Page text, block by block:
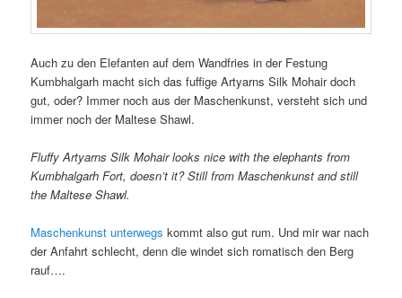
Auch zu den Elefanten auf dem Wandfries in der Festung
Kumbhalgarh macht sich das fuffige Artyarns Silk Mohair doch
gut, oder? Immer noch aus der Maschenkunst, versteht sich und
immer noch der Maltese Shawl.
Fluffy Artyarns Silk Mohair looks nice with the elephants from
Kumbhalgarh Fort, doesn’t it? Still from Maschenkunst and still
the Maltese Shawl.
Maschenkunst unterwegs kommt also gut rum. Und mir war nach
der Anfahrt schlecht, denn die windet sich romatisch den Berg
rauf….